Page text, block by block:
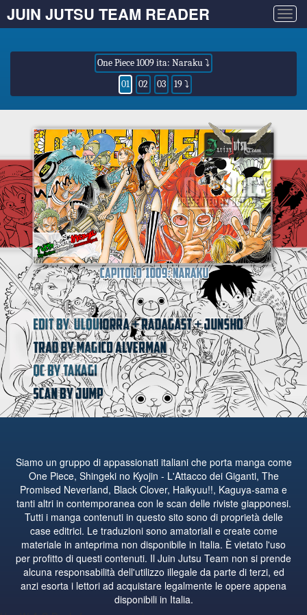
JUIN JUTSU TEAM READER
One Piece 1009 ita: Naraku ⤵
01
02 03 19 ⤵
Siamo un gruppo di appassionati italiani che porta manga come
One Piece, Shingeki no Kyojin - L'Attacco dei Giganti, The
Promised Neverland, Black Clover, Haikyuu!!, Kaguya-sama e
tanti altri in contemporanea con le scan delle riviste giapponesi.
Tutti i manga contenuti in questo sito sono di proprietà delle
case editrici. Le traduzioni sono amatoriali e create come
materiale in anteprima non disponibile in Italia. È vietato l'uso
per profitto di questi contenuti. Il Juin Jutsu Team non si prende
alcuna responsabilità dell'utilizzo illegale da parte di terzi, ed
anzi esorta i lettori ad acquistare legalmente le opere appena
disponibili in Italia.